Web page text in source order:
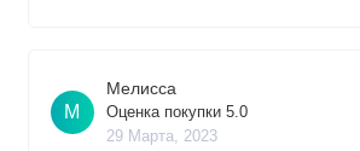
М
Мелисса
Оценка покупки 5.0
29 Марта, 2023